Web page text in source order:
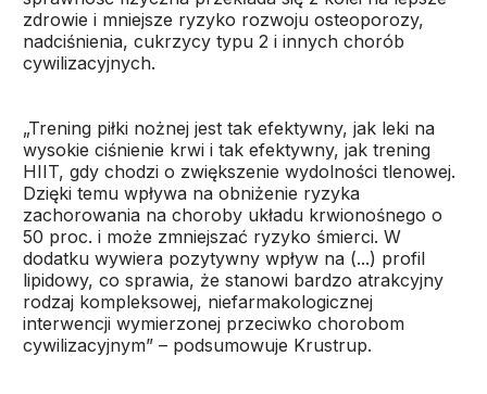
zdrowie i mniejsze ryzyko rozwoju osteoporozy,
nadciśnienia, cukrzycy typu 2 i innych chorób
cywilizacyjnych.
„Trening piłki nożnej jest tak efektywny, jak leki na
wysokie ciśnienie krwi i tak efektywny, jak trening
HIIT, gdy chodzi o zwiększenie wydolności tlenowej.
Dzięki temu wpływa na obniżenie ryzyka
zachorowania na choroby układu krwionośnego o
50 proc. i może zmniejszać ryzyko śmierci. W
dodatku wywiera pozytywny wpływ na (...) profil
lipidowy, co sprawia, że stanowi bardzo atrakcyjny
rodzaj kompleksowej, niefarmakologicznej
interwencji wymierzonej przeciwko chorobom
cywilizacyjnym” – podsumowuje Krustrup.